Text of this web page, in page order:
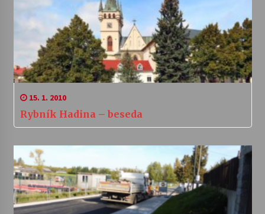
15. 1. 2010
Rybník Hadina – beseda